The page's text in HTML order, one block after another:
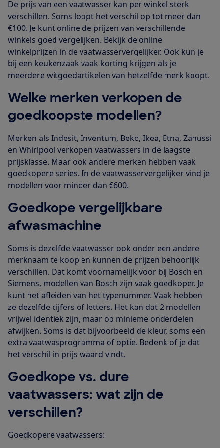
De prijs van een vaatwasser kan per winkel sterk
verschillen. Soms loopt het verschil op tot meer dan
€100. Je kunt online de prijzen van verschillende
winkels goed vergelijken. Bekijk de online
winkelprijzen in de vaatwasservergelijker. Ook kun je
bij een keukenzaak vaak korting krijgen als je
meerdere witgoedartikelen van hetzelfde merk koopt.
Welke merken verkopen de
goedkoopste modellen?
Merken als Indesit, Inventum, Beko, Ikea, Etna, Zanussi
en Whirlpool verkopen vaatwassers in de laagste
prijsklasse. Maar ook andere merken hebben vaak
goedkopere series. In de vaatwasservergelijker vind je
modellen voor minder dan €600.
Goedkope vergelijkbare
afwasmachine
Soms is dezelfde vaatwasser ook onder een andere
merknaam te koop en kunnen de prijzen behoorlijk
verschillen. Dat komt voornamelijk voor bij Bosch en
Siemens, modellen van Bosch zijn vaak goedkoper. Je
kunt het afleiden van het typenummer. Vaak hebben
ze dezelfde cijfers of letters. Het kan dat 2 modellen
vrijwel identiek zijn, maar op minieme onderdelen
afwijken. Soms is dat bijvoorbeeld de kleur, soms een
extra vaatwasprogramma of optie. Bedenk of je dat
het verschil in prijs waard vindt.
Goedkope vs. dure
vaatwassers: wat zijn de
verschillen?
Goedkopere vaatwassers: